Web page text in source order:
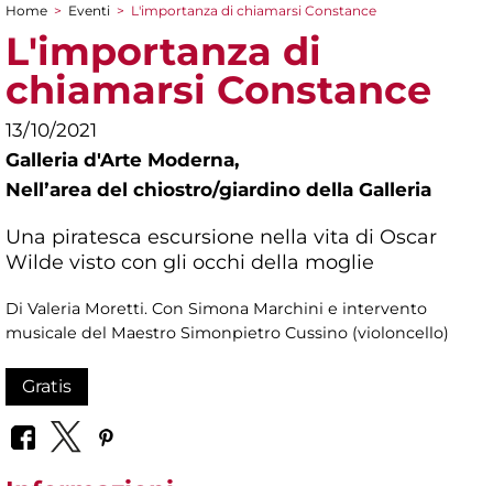
Tu sei qui
Home > Eventi > L'importanza di chiamarsi Constance
L'importanza di
chiamarsi Constance
13/10/2021
Galleria d'Arte Moderna,
Nellʼarea del chiostro/giardino della Galleria
Una piratesca escursione nella vita di Oscar
Wilde visto con gli occhi della moglie
Di Valeria Moretti. Con Simona Marchini e intervento
musicale del Maestro Simonpietro Cussino (violoncello)
Gratis